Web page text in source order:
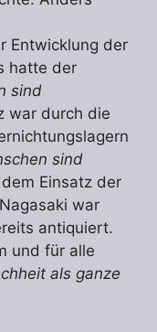
Entwicklung der
hatte der
sind
war durch die
sind
Einsatz der
war
antiquiert.
und für alle
als ganze